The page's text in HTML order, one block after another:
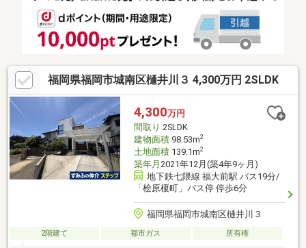
福岡県福岡市城南区樋井川３ 4,300万円 2SLDK
4,300万円
間取り 2SLDK
建物面積98.53m2
土地面積139.1m2
築年月 2021年12月(築4年9ヶ月)
地下鉄七隈線 福大前駅 バス19分/
「桧原榎町」バス停 停歩6分
福岡県福岡市城南区樋井川３
2階建て 都市ガス 所有権